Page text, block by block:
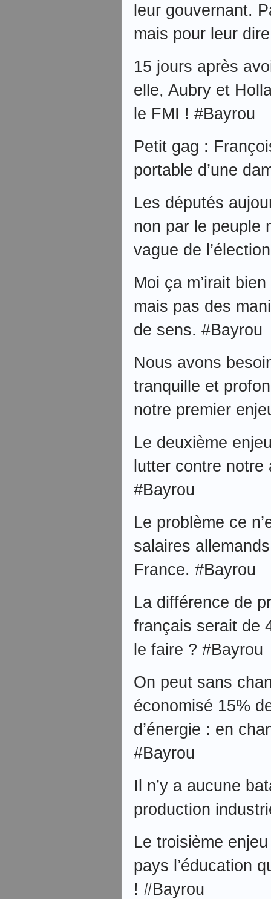
leur gouvernant.
mais pour leur
15 jours après
elle, Aubry et
le FMI ! #Bayrou
Petit gag :
portable d’une
Les députés
non par le peuple
vague de
Moi ça m’irait
mais pas des
de sens. #Bayrou
Nous avons
tranquille et
notre premier
Le deuxième
lutter contre
#Bayrou
Le problème ce
salaires
France. #Bayrou
La différence de
français serait de
le faire ? #Bayrou
On peut sans
économisé 15%
d’énergie : en
#Bayrou
Il n’y a aucune
production
Le troisième
pays l’éducation
! #Bayrou